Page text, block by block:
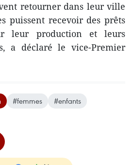
retourner dans leur ville
puissent recevoir des prêts
leur production et leurs
a déclaré le vice-Premier
#femmes
#enfants